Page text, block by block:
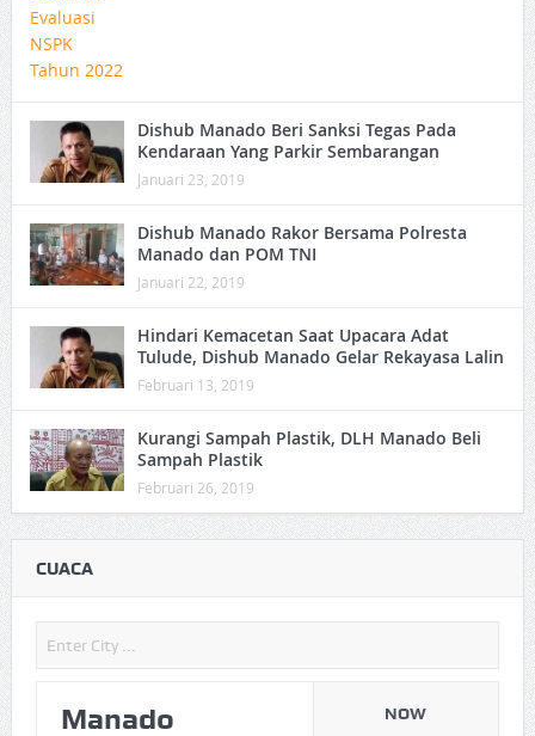
Dishub Manado Beri Sanksi Tegas Pada
Kendaraan Yang Parkir Sembarangan
Januari 23, 2019
Dishub Manado Rakor Bersama Polresta
Manado dan POM TNI
Januari 22, 2019
Hindari Kemacetan Saat Upacara Adat
Tulude, Dishub Manado Gelar Rekayasa Lalin
Februari 13, 2019
Kurangi Sampah Plastik, DLH Manado Beli
Sampah Plastik
Februari 26, 2019
CUACA
Manado NOW